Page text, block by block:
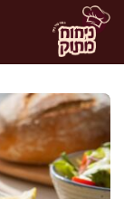
לדלג
לתוכן